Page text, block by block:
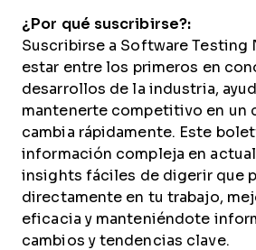
¿Por qué suscribirse?:
Suscribirse a Software Testing
estar entre los primeros en
desarrollos de la industria,
mantenerte competitivo en un
cambia rápidamente. Este
información compleja en
insights fáciles de digerir que
directamente en tu trabajo,
eficacia y manteniéndote
cambios y tendencias clave.